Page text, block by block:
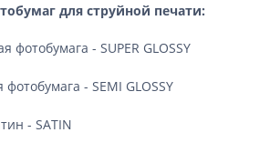
для струйной печати:
фотобумага - SUPER GLOSSY
- SEMI GLOSSY
- SATIN